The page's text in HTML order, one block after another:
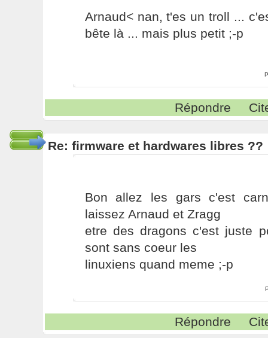
Arnaud< nan, t'es un troll ...
bête là ... mais plus petit ;-p
Répondre
Re: firmware et hardwares libres ??
Bon allez les gars c'est
laissez Arnaud et Zragg
etre des dragons c'est juste
sont sans coeur les
linuxiens quand meme ;-p
Répondre